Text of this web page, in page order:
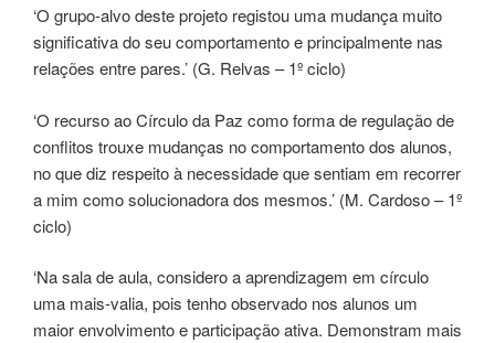
‘O grupo-alvo deste projeto registou uma mudança muito
significativa do seu comportamento e principalmente nas
relações entre pares.’ (G. Relvas – 1º ciclo)
‘O recurso ao Círculo da Paz como forma de regulação de
conflitos trouxe mudanças no comportamento dos alunos,
no que diz respeito à necessidade que sentiam em recorrer
a mim como solucionadora dos mesmos.’ (M. Cardoso – 1º
ciclo)
‘Na sala de aula, considero a aprendizagem em círculo
uma mais-valia, pois tenho observado nos alunos um
maior envolvimento e participação ativa. Demonstram mais